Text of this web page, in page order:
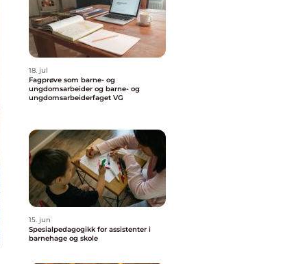
18. jul
Fagprøve som barne- og
ungdomsarbeider og barne- og
ungdomsarbeiderfaget VG
15. jun
Spesialpedagogikk for assistenter i
barnehage og skole